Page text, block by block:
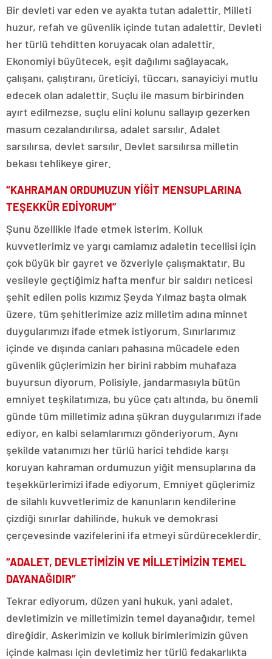
Bir devleti var eden ve ayakta tutan adalettir. Milleti
huzur, refah ve güvenlik içinde tutan adalettir. Devleti
her türlü tehditten koruyacak olan adalettir.
Ekonomiyi büyütecek, eşit dağılımı sağlayacak,
çalışanı, çalıştıranı, üreticiyi, tüccarı, sanayiciyi mutlu
edecek olan adalettir. Suçlu ile masum birbirinden
ayırt edilmezse, suçlu elini kolunu sallayıp gezerken
masum cezalandırılırsa, adalet sarsılır. Adalet
sarsılırsa, devlet sarsılır. Devlet sarsılırsa milletin
bekası tehlikeye girer.
“KAHRAMAN ORDUMUZUN YİĞİT MENSUPLARINA
TEŞEKKÜR EDİYORUM”
Şunu özellikle ifade etmek isterim. Kolluk
kuvvetlerimiz ve yargı camiamız adaletin tecellisi için
çok büyük bir gayret ve özveriyle çalışmaktatır. Bu
vesileyle geçtiğimiz hafta menfur bir saldırı neticesi
şehit edilen polis kızımız Şeyda Yılmaz başta olmak
üzere, tüm şehitlerimize aziz milletim adına minnet
duygularımızı ifade etmek istiyorum. Sınırlarımız
içinde ve dışında canları pahasına mücadele eden
güvenlik güçlerimizin her birini rabbim muhafaza
buyursun diyorum. Polisiyle, jandarmasıyla bütün
emniyet teşkilatımıza, bu yüce çatı altında, bu önemli
günde tüm milletimiz adına şükran duygularımızı ifade
ediyor, en kalbi selamlarımızı gönderiyorum. Aynı
şekilde vatanımızı her türlü harici tehdide karşı
koruyan kahraman ordumuzun yiğit mensuplarına da
teşekkürlerimizi ifade ediyorum. Emniyet güçlerimiz
de silahlı kuvvetlerimiz de kanunların kendilerine
çizdiği sınırlar dahilinde, hukuk ve demokrasi
çerçevesinde vazifelerini ifa etmeyi sürdüreceklerdir.
“ADALET, DEVLETİMİZİN VE MİLLETİMİZİN TEMEL
DAYANAĞIDIR”
Tekrar ediyorum, düzen yani hukuk, yani adalet,
devletimizin ve milletimizin temel dayanağıdır, temel
direğidir. Askerimizin ve kolluk birimlerimizin güven
içinde kalması için devletimiz her türlü fedakarlıkta